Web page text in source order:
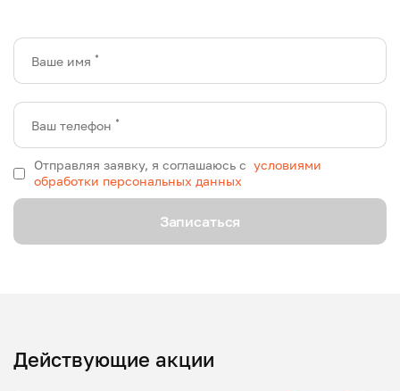
Ваше имя *
Ваш телефон *
Записаться
Отправляя заявку, я соглашаюсь с условиями
обработки персональных данных
Действующие акции